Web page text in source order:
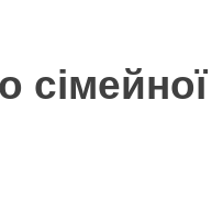
сімейної